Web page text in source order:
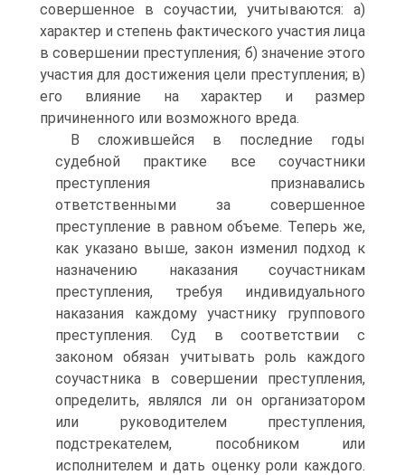
совершенное в соучастии, учитываются: а)
характер и степень фактического участия лица
в совершении преступления; б) значение этого
участия для достижения цели преступления; в)
его влияние на характер и размер
причиненного или возможного вреда.
В сложившейся в последние годы
судебной практике все соучастники
преступления признавались
ответственными за совершенное
преступление в равном объеме. Теперь же,
как указано выше, закон изменил подход к
назначению наказания соучастникам
преступления, требуя индивидуального
наказания каждому участнику группового
преступления. Суд в соответствии с
законом обязан учитывать роль каждого
соучастника в совершении преступления,
определить, являлся ли он организатором
или руководителем преступления,
подстрекателем, пособником или
исполнителем и дать оценку роли каждого.